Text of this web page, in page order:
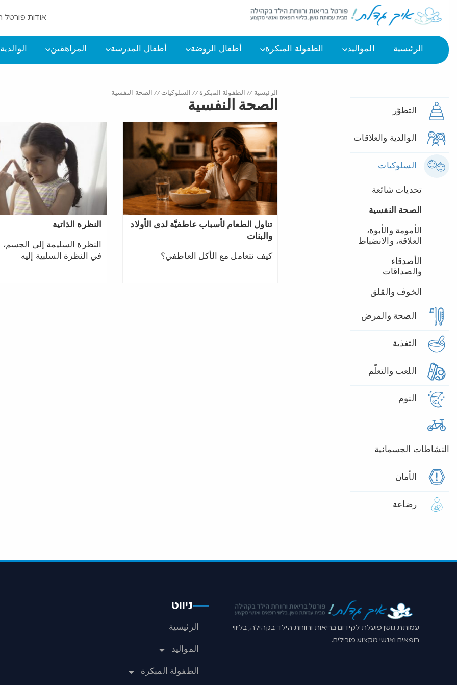
אודות פורטל
الرئيسية المواليد الطفولة المبكرة أطفال الروضة أطفال المدرسة المراهقين الوالدية
التطوّر
الوالدية والعلاقات
السلوكيات
تحديات شائعة
الصحة النفسية
الأمومة والأبوة،
العلاقة، والانضباط
الأصدقاء
والصداقات
الخوف والقلق
الصحة والمرض
التغذية
اللعب والتعلّم
النوم
النشاطات الجسمانية
الأمان
رضاعة
الرئيسية // الطفولة المبكرة // السلوكيات // الصحة النفسية
الصحة النفسية
تناول الطعام لأسباب عاطفيَّة لدى الأولاد
والبنات
كيف نتعامل مع الأكل العاطفي؟
النظرة الذاتية
النظرة السليمة إلى الجسم،
في النظرة السلبية إليه
עמותת גושן פועלת לקידום בריאות ורווחת הילד בקהילה, בליווי
רופאים ואנשי מקצוע מובילים.
ניווט
الرئيسية
المواليد
الطفولة المبكرة